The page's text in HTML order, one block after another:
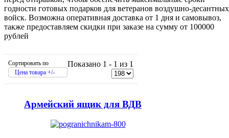
годности готовых подарков для ветеранов воздушно-десантных
войск. Возможна оперативная доставка от 1 дня и самовывоз,
также предоставляем скидки при заказе на сумму от 100000
рублей
Сортировать по
Цена товара +/-
Показано 1 - 1 из 1
Армейский ящик для ВДВ